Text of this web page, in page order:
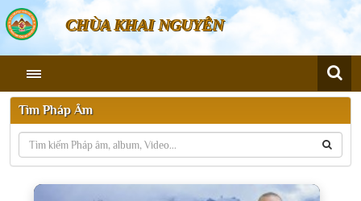
CHÙA KHAI NGUYÊN
Tìm Pháp Âm